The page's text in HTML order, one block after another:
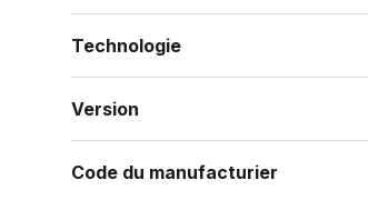
Technologie
Version
Code du manufacturier